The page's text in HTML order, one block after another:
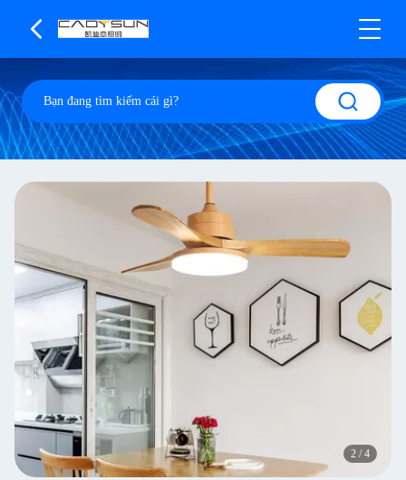
2 / 4